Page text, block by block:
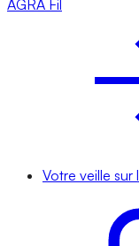
AGRA Fil
Votre veille